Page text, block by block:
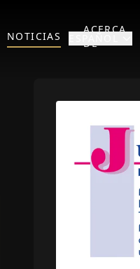
NOTICIAS
ACERCA
DE